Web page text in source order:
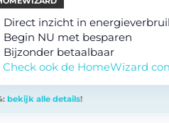
Direct inzicht in
Begin NU met besparen
Bijzonder betaalbaar
Check ook de HomeWizard
bekijk alle details!